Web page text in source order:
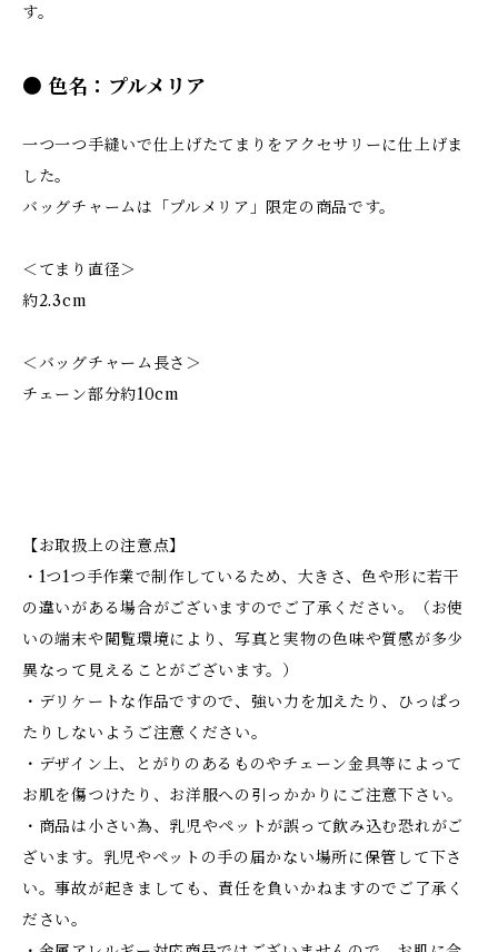
す。
● 色名：プルメリア
一つ一つ手縫いで仕上げたてまりをアクセサリーに仕上げま
した。
バッグチャームは「プルメリア」限定の商品です。
＜てまり直径＞
約2.3cm
＜バッグチャーム長さ＞
チェーン部分約10cm
【お取扱上の注意点】
・1つ1つ手作業で制作しているため、大きさ、色や形に若干
の違いがある場合がございますのでご了承ください。（お使
いの端末や閲覧環境により、写真と実物の色味や質感が多少
異なって見えることがございます。）
・デリケートな作品ですので、強い力を加えたり、ひっぱっ
たりしないようご注意ください。
・デザイン上、とがりのあるものやチェーン金具等によって
お肌を傷つけたり、お洋服への引っかかりにご注意下さい。
・商品は小さい為、乳児やペットが誤って飲み込む恐れがご
ざいます。乳児やペットの手の届かない場所に保管して下さ
い。事故が起きましても、責任を負いかねますのでご了承く
ださい。